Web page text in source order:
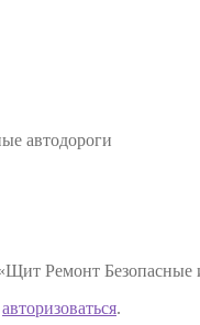
автодороги
Ремонт Безопасные
авторизоваться.